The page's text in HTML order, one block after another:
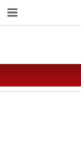
Maxstone MS-25/